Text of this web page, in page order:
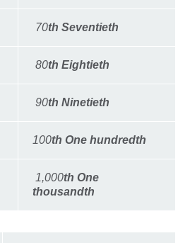
70th Seventieth
80th Eightieth
90th Ninetieth
100th One hundredth
1,000th One
thousandth